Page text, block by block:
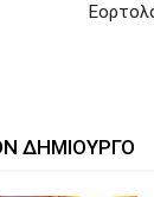
ΔΗΜΙΟΥΡΓΟ